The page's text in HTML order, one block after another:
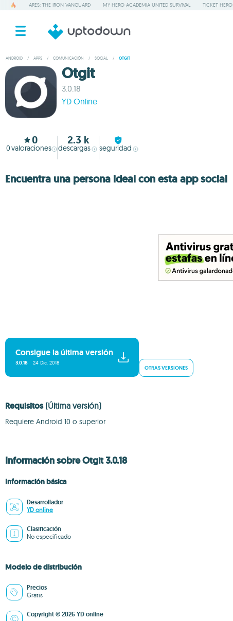
ARES: THE IRON VANGUARD MY HERO ACADEMIA UNITED SURVIVAL TICKET HERO
ANDROID / APPS / COMUNICACIÓN / SOCIAL / OTGIT
Otgit
3.0.18
YD Online
0
0valoraciones
2.3 k
descargas seguridad
Encuentra una persona ideal con esta app social
Consigue la última versión
3.0.18 24 Dic. 2018
OTRAS VERSIONES
Requisitos (Última versión)
Requiere Android 10 o superior
Información sobre Otgit 3.0.18
Información básica
Desarrollador
YD online
Clasificación
No especificado
Modelo de distribución
Precios
Gratis
Copyright © 2026 YD online